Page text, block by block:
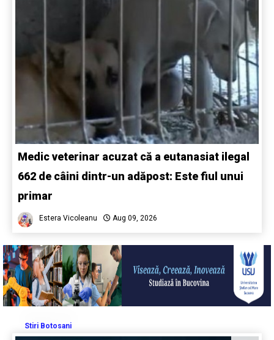
Medic veterinar acuzat că a eutanasiat ilegal
662 de câini dintr-un adăpost: Este fiul unui
primar
Estera Vicoleanu Aug 09, 2026
Stiri Botosani